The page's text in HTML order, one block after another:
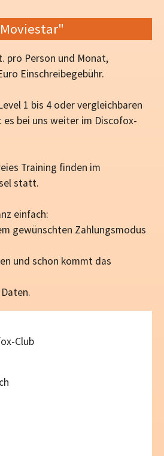
pro Person und Monat,
Einschreibegebühr.
1 bis 4 oder vergleichbaren
bei uns weiter im Discofox-
Training finden im
statt.
einfach:
gewünschten Zahlungsmodus
und schon kommt das
Club